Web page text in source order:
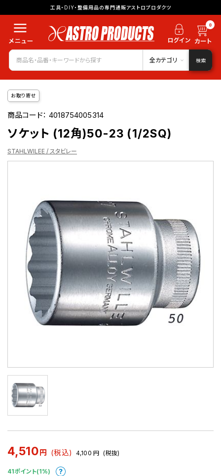
工具・DIY・整備用品の専門通販アストロプロダクツ
0
全カテゴリ 検索
お取り寄せ
商品コード：4018754005314
ソケット (12角)50-23 (1/2SQ)
STAHLWILEE / スタビレー
4,510 円 (税込) 4,100 円 (税抜)
41ポイント(1%)